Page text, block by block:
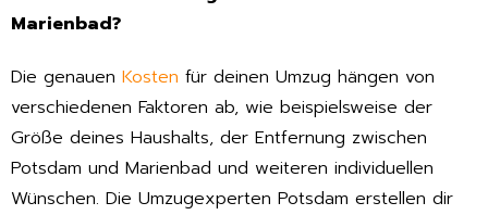
Marienbad?
Die genauen Kosten für deinen Umzug hängen von
verschiedenen Faktoren ab, wie beispielsweise der
Größe deines Haushalts, der Entfernung zwischen
Potsdam und Marienbad und weiteren individuellen
Wünschen. Die Umzugexperten Potsdam erstellen dir